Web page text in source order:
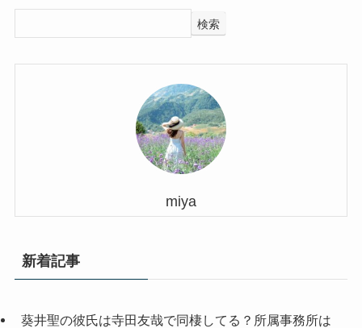
検索
miya
新着記事
葵井聖の彼氏は寺田友哉で同棲してる？所属事務所は